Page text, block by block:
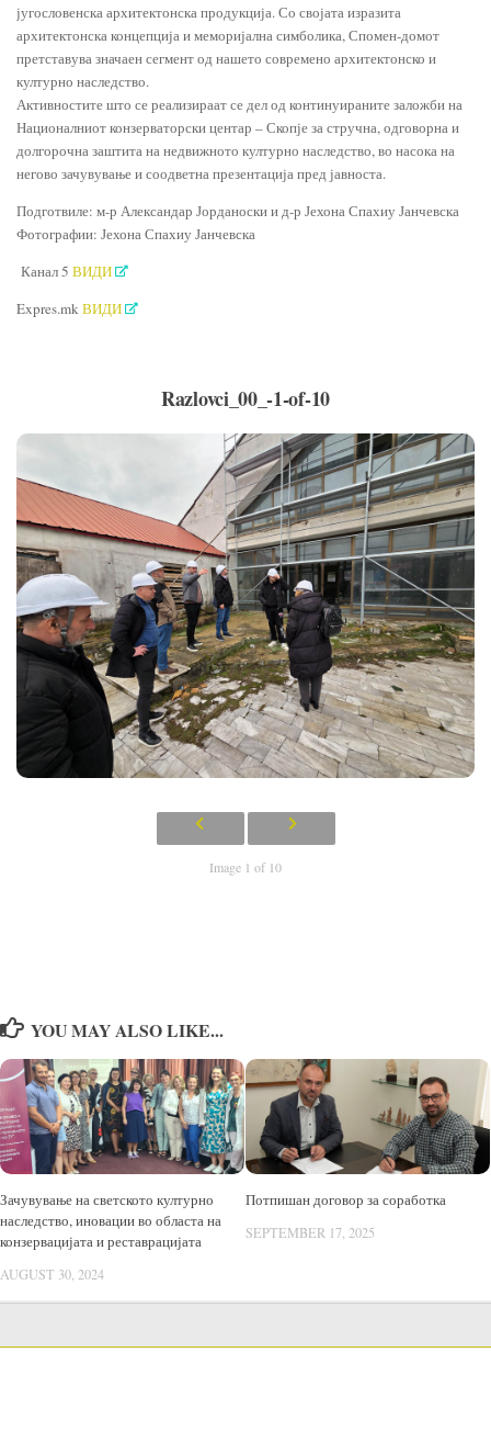
југословенска архитектонска продукција. Со својата изразита
архитектонска концепција и меморијална симболика, Спомен-домот
претставува значаен сегмент од нашето современо архитектонско и
културно наследство.
Активностите што се реализираат се дел од континуираните заложби на
Националниот конзерваторски центар – Скопје за стручна, одговорна и
долгорочна заштита на недвижното културно наследство, во насока на
негово зачувување и соодветна презентација пред јавноста.
Подготвиле: м-р Александар Јорданоски и д-р Јехона Спахиу Јанчевска
Фотографии: Јехона Спахиу Јанчевска
Канал 5 ВИДИ
Expres.mkВИДИ
Razlovci_00_-1-of-10
Image 1 of 10
YOU MAY ALSO LIKE...
Зачувување на светското културно
наследство, иновации во областа на
конзервацијата и реставрацијата
AUGUST 30, 2024
Потпишан договор за соработка
SEPTEMBER 17, 2025